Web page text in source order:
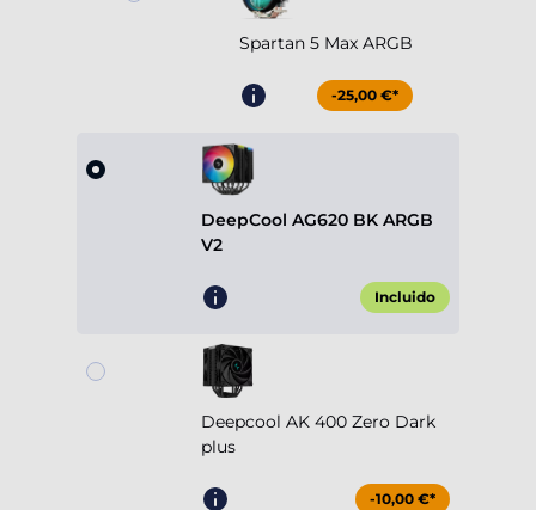
Spartan 5 Max ARGB
-25,00 €*
DeepCool AG620 BK ARGB
V2
Incluido
Deepcool AK 400 Zero Dark
plus
-10,00 €*